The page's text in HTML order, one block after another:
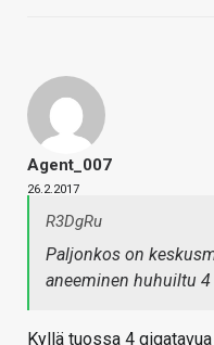
Agent_007
26.2.2017
R3DgRu
Paljonkos on
aneeminen huhuiltu 4
Kyllä tuossa 4